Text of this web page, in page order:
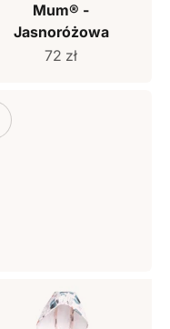
Mum® -
Jasnoróżowa
Cena sprzedaży
72 zł